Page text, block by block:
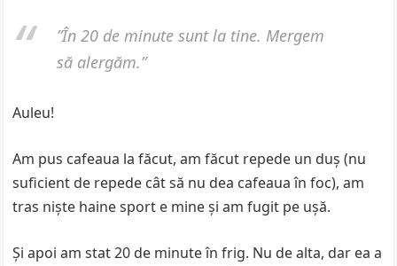
”În 20 de minute sunt la tine. Mergem
să alergăm.”
Auleu!
Am pus cafeaua la făcut, am făcut repede un duș (nu
suficient de repede cât să nu dea cafeaua în foc), am
tras niște haine sport e mine și am fugit pe ușă.
Și apoi am stat 20 de minute în frig. Nu de alta, dar ea a